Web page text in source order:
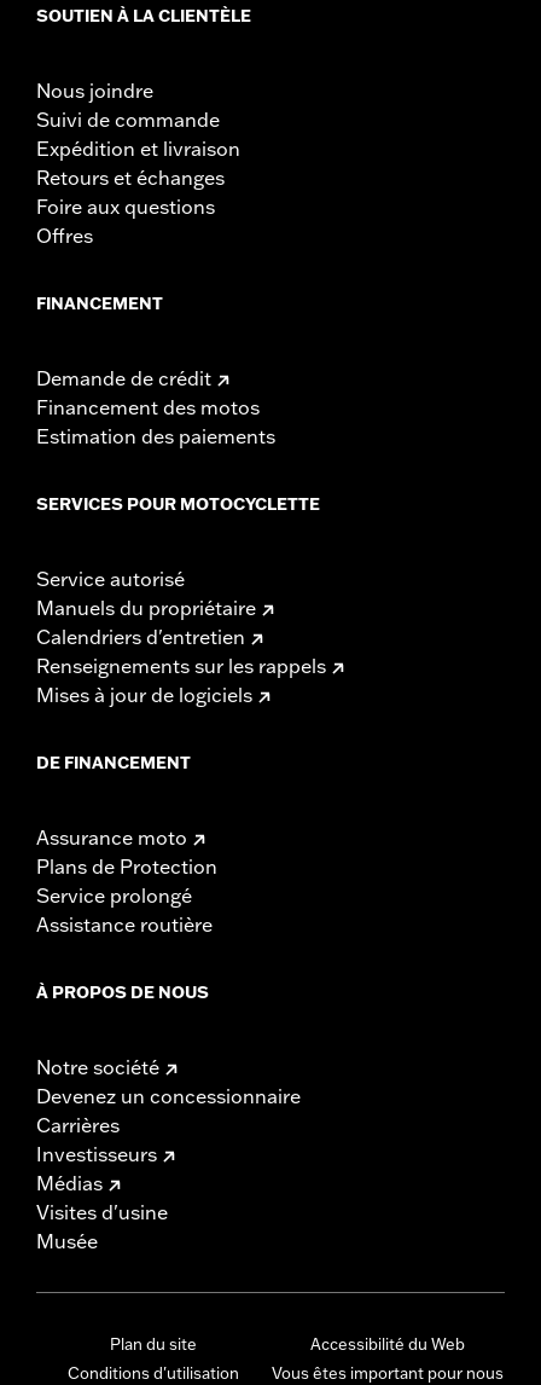
SOUTIEN À LA CLIENTÈLE
Nous joindre
Suivi de commande
Expédition et livraison
Retours et échanges
Foire aux questions
Offres
FINANCEMENT
Demande de crédit
Financement des motos
Estimation des paiements
SERVICES POUR MOTOCYCLETTE
Service autorisé
Manuels du propriétaire
Calendriers d'entretien
Renseignements sur les rappels
Mises à jour de logiciels
DE FINANCEMENT
Assurance moto
Plans de Protection
Service prolongé
Assistance routière
À PROPOS DE NOUS
Notre société
Devenez un concessionnaire
Carrières
Investisseurs
Médias
Visites d'usine
Musée
Plan du site
Conditions d'utilisation
Accessibilité du Web
Vous êtes important pour nous